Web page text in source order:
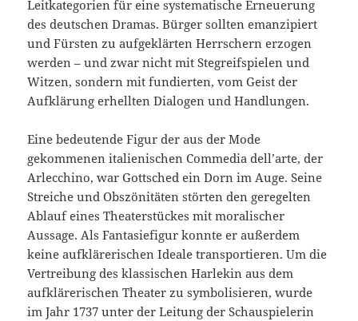
Leitkategorien für eine systematische Erneuerung
des deutschen Dramas. Bürger sollten emanzipiert
und Fürsten zu aufgeklärten Herrschern erzogen
werden – und zwar nicht mit Stegreifspielen und
Witzen, sondern mit fundierten, vom Geist der
Aufklärung erhellten Dialogen und Handlungen.
Eine bedeutende Figur der aus der Mode
gekommenen italienischen Commedia dell’arte, der
Arlecchino, war Gottsched ein Dorn im Auge. Seine
Streiche und Obszönitäten störten den geregelten
Ablauf eines Theaterstückes mit moralischer
Aussage. Als Fantasiefigur konnte er außerdem
keine aufklärerischen Ideale transportieren. Um die
Vertreibung des klassischen Harlekin aus dem
aufklärerischen Theater zu symbolisieren, wurde
im Jahr 1737 unter der Leitung der Schauspielerin